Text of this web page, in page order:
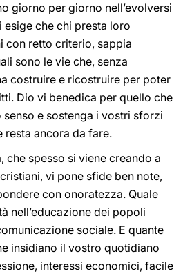
giorno per giorno nell’evolversi
esige che chi presta loro
con retto criterio, sappia
sono le vie che, senza
costruire e ricostruire per poter
Dio vi benedica per quello che
e sostenga i vostri sforzi
resta ancora da fare.
che spesso si viene creando a
vi pone sfide ben note,
con onoratezza. Quale
nell’educazione dei popoli
sociale. E quante
insidiano il vostro quotidiano
interessi economici, facile